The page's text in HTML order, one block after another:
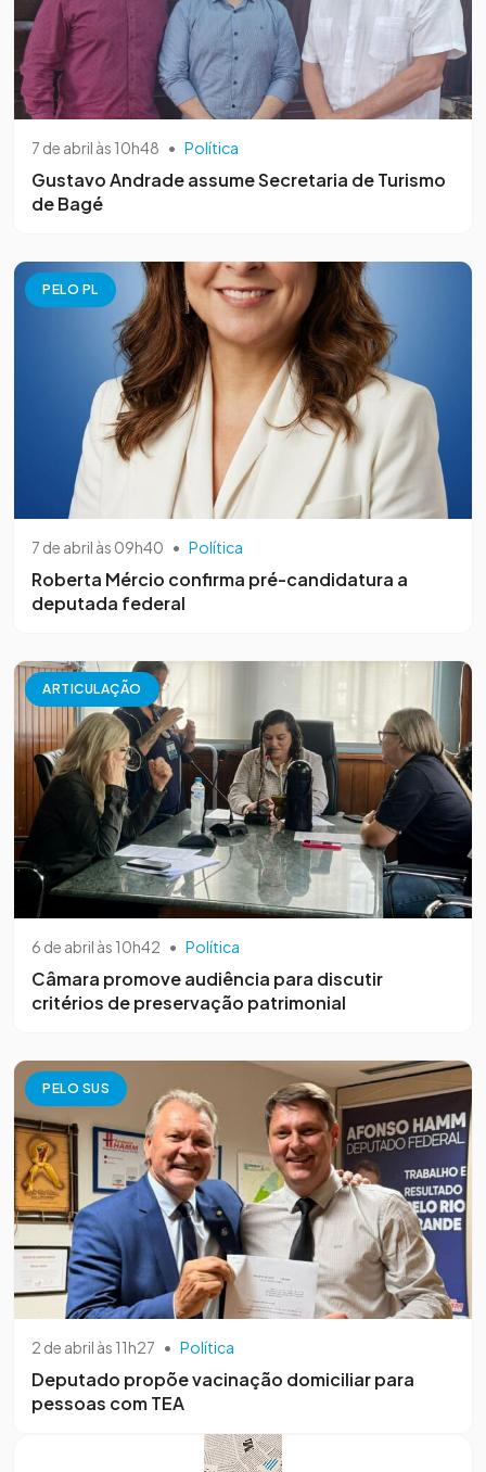
7 de abril às 10h48 • Política
Gustavo Andrade assume Secretaria de Turismo
de Bagé
PELO PL
7 de abril às 09h40 • Política
Roberta Mércio confirma pré-candidatura a
deputada federal
ARTICULAÇÃO
6 de abril às 10h42 • Política
Câmara promove audiência para discutir
critérios de preservação patrimonial
PELO SUS
2 de abril às 11h27 • Política
Deputado propõe vacinação domiciliar para
pessoas com TEA